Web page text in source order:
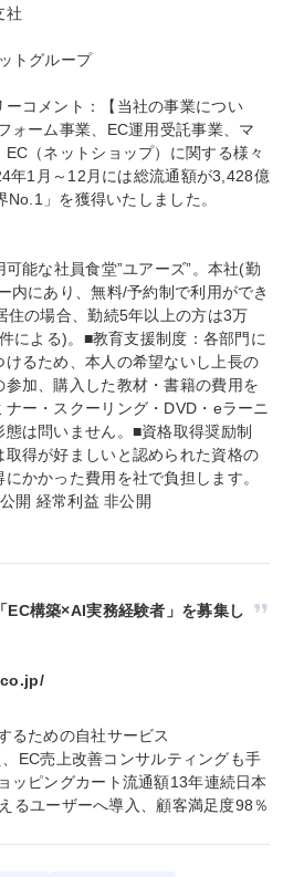
社
トグループ
コメント：【当社の事業につい
ォーム事業、EC運用受託事業、マ
（ネットショップ）に関する様々
年1月～12月には総流通額が3,428億
」を獲得いたしました。
能な社員食堂”ユアーズ”。本社(勤
内にあり、無料/予約制で利用ができ
住の場合、勤続5年以上の方は3万
による)。■教育支援制度：各部門に
るため、本人の希望ないし上長の
加、購入した教材・書籍の費用を
ー・スクーリング・DVD・eラーニ
は問いません。■資格取得奨励制
得が好ましいと認められた資格の
かかった費用を社で負担します。
開 経常利益 非公開
EC構築×AI実務経験者」を募集し
るための自社サービス
EC売上改善コンサルティングも手
ッピングカート流通額13年連続日本
るユーザーへ導入、顧客満足度98％